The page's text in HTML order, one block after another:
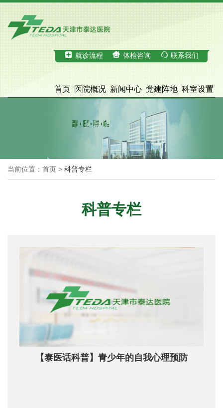
就诊流程 体检咨询 联系我们
首页 医院概况 新闻中心 党建阵地 科室设置
科学研究 医疗服务 体检中心
脑血管病诊治中心
当前位置：首页 > 科普专栏
科普专栏
【泰医话科普】青少年的自我心理预防